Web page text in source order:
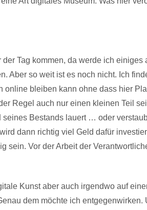
Tag kommen, da werde ich einiges
Aber so weit ist es noch nicht. Ich
online bleiben kann ohne dass hier
Regel auch nur einen kleinen Teil
Bestands lauert … oder
dann richtig viel Geld dafür
sein. Vor der Arbeit der
Kunst aber auch irgendwo auf
dem möchte ich